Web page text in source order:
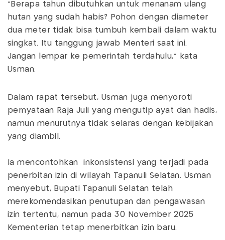
“Berapa tahun dibutuhkan untuk menanam ulang
hutan yang sudah habis? Pohon dengan diameter
dua meter tidak bisa tumbuh kembali dalam waktu
singkat. Itu tanggung jawab Menteri saat ini.
Jangan lempar ke pemerintah terdahulu,” kata
Usman.
Dalam rapat tersebut, Usman juga menyoroti
pernyataan Raja Juli yang mengutip ayat dan hadis,
namun menurutnya tidak selaras dengan kebijakan
yang diambil.
Ia mencontohkan inkonsistensi yang terjadi pada
penerbitan izin di wilayah Tapanuli Selatan. Usman
menyebut, Bupati Tapanuli Selatan telah
merekomendasikan penutupan dan pengawasan
izin tertentu, namun pada 30 November 2025
Kementerian tetap menerbitkan izin baru.